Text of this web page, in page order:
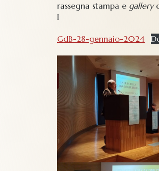
rassegna stampa e gallery
I
GdB-28-gennaio-2024